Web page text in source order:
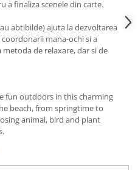
a finaliza scenele din carte.
abtibilde) ajuta la dezvoltarea
mana-ochi si a
de relaxare, dar si de
fun outdoors in this charming
beach, from springtime to
animal, bird and plant